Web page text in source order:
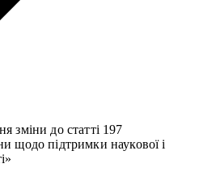
зміни до статті 197
щодо підтримки наукової і